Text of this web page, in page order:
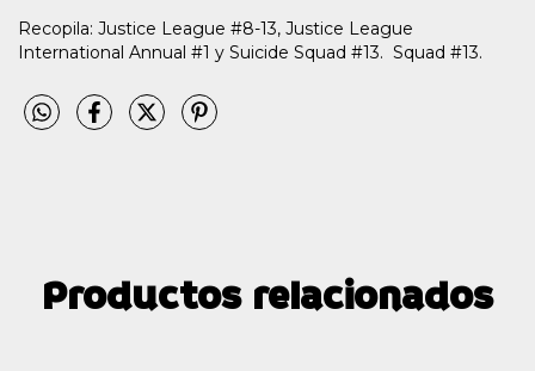
Recopila: Justice League #8-13, Justice League
International Annual #1 y Suicide Squad #13. Squad #13.
Productos relacionados